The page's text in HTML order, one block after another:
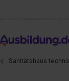
Sanitätshaus